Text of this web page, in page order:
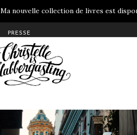
Ma nouvelle collection de livres est
PRESSE